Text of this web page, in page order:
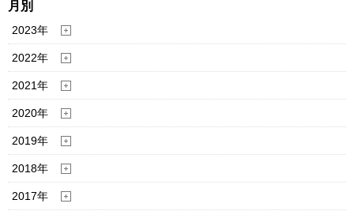
月別
2023年
2022年
2021年
2020年
2019年
2018年
2017年